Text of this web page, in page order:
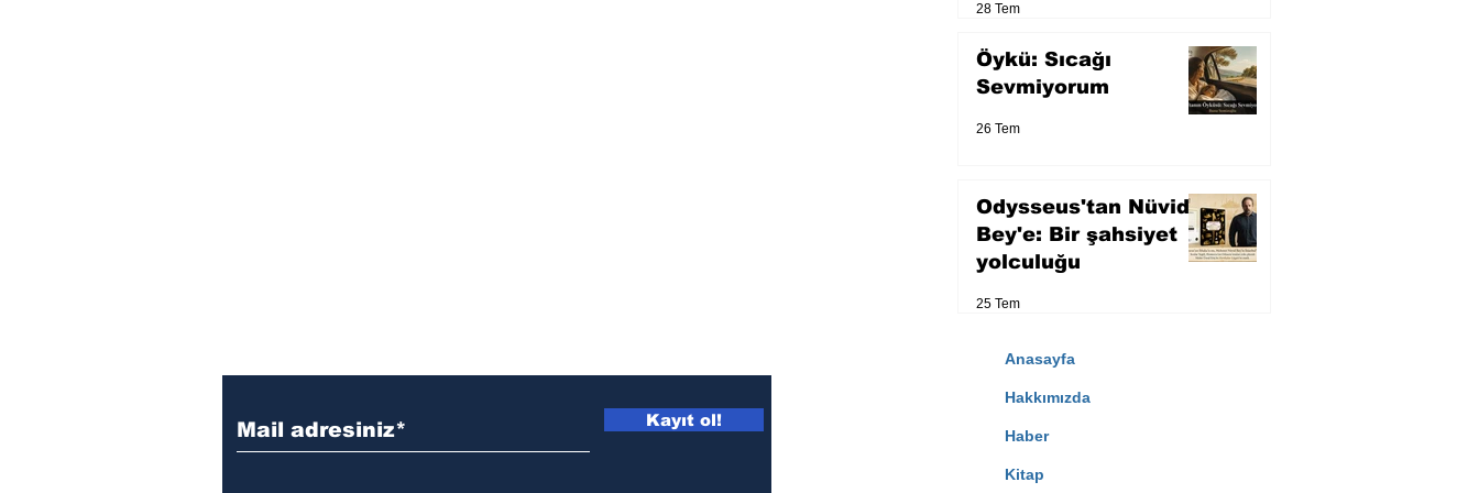
28 Tem
Öykü: Sıcağı
Sevmiyorum
26 Tem
Odysseus'tan Nüvid
Bey'e: Bir şahsiyet
yolculuğu
25 Tem
Kayıt ol!
Anasayfa
Hakkımızda
Haber
Kitap